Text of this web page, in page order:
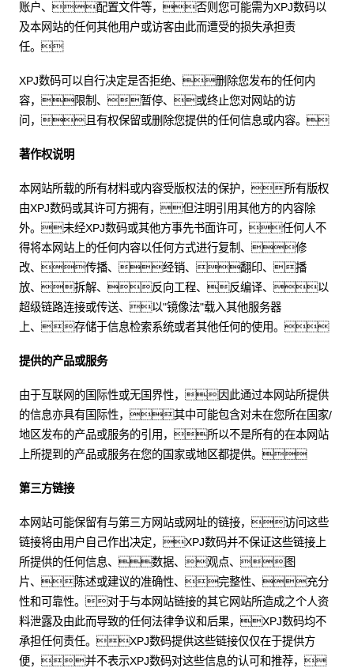
账户、配置文件等，否则您可能需为XPJ数码以
及本网站的任何其他用户或访客由此而遭受的损失承担责
任。
XPJ数码可以自行决定是否拒绝、删除您发布的任何内
容，限制、暂停、或终止您对网站的访
问，且有权保留或删除您提供的任何信息或内容。
著作权说明
本网站所载的所有材料或内容受版权法的保护，所有版权
由XPJ数码或其许可方拥有，但注明引用其他方的内容除
外。未经XPJ数码或其他方事先书面许可，任何人不
得将本网站上的任何内容以任何方式进行复制、修
改、传播、经销、翻印、播
放、拆解、反向工程、反编译、以
超级链路连接或传送、以"镜像法"载入其他服务器
上、存储于信息检索系统或者其他任何的使用。
提供的产品或服务
由于互联网的国际性或无国界性，因此通过本网站所提供
的信息亦具有国际性，其中可能包含对未在您所在国家/
地区发布的产品或服务的引用，所以不是所有的在本网站
上所提到的产品或服务在您的国家或地区都提供。
第三方链接
本网站可能保留有与第三方网站或网址的链接，访问这些
链接将由用户自己作出决定，XPJ数码并不保证这些链接上
所提供的任何信息、数据、观点、图
片、陈述或建议的准确性、完整性、充分
性和可靠性。对于与本网站链接的其它网站所造成之个人资
料泄露及由此而导致的任何法律争议和后果，XPJ数码均不
承担任何责任。XPJ数码提供这些链接仅仅在于提供方
便，并不表示XPJ数码对这些信息的认可和推荐，